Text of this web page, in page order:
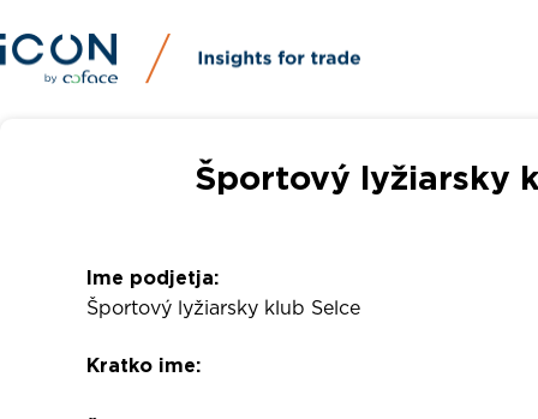
Športový lyžiarsky
Ime podjetja:
Športový lyžiarsky klub Selce
Kratko ime: